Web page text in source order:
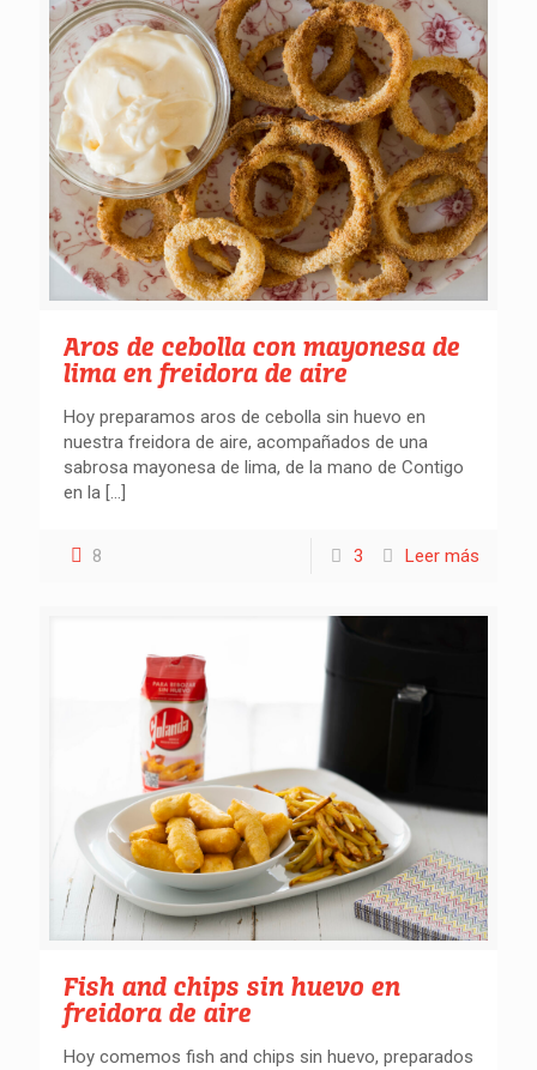
Aros de cebolla con mayonesa de
lima en freidora de aire
Hoy preparamos aros de cebolla sin huevo en
nuestra freidora de aire, acompañados de una
sabrosa mayonesa de lima, de la mano de Contigo
en la […]
8 3 Leer más
Fish and chips sin huevo en
freidora de aire
Hoy comemos fish and chips sin huevo, preparados